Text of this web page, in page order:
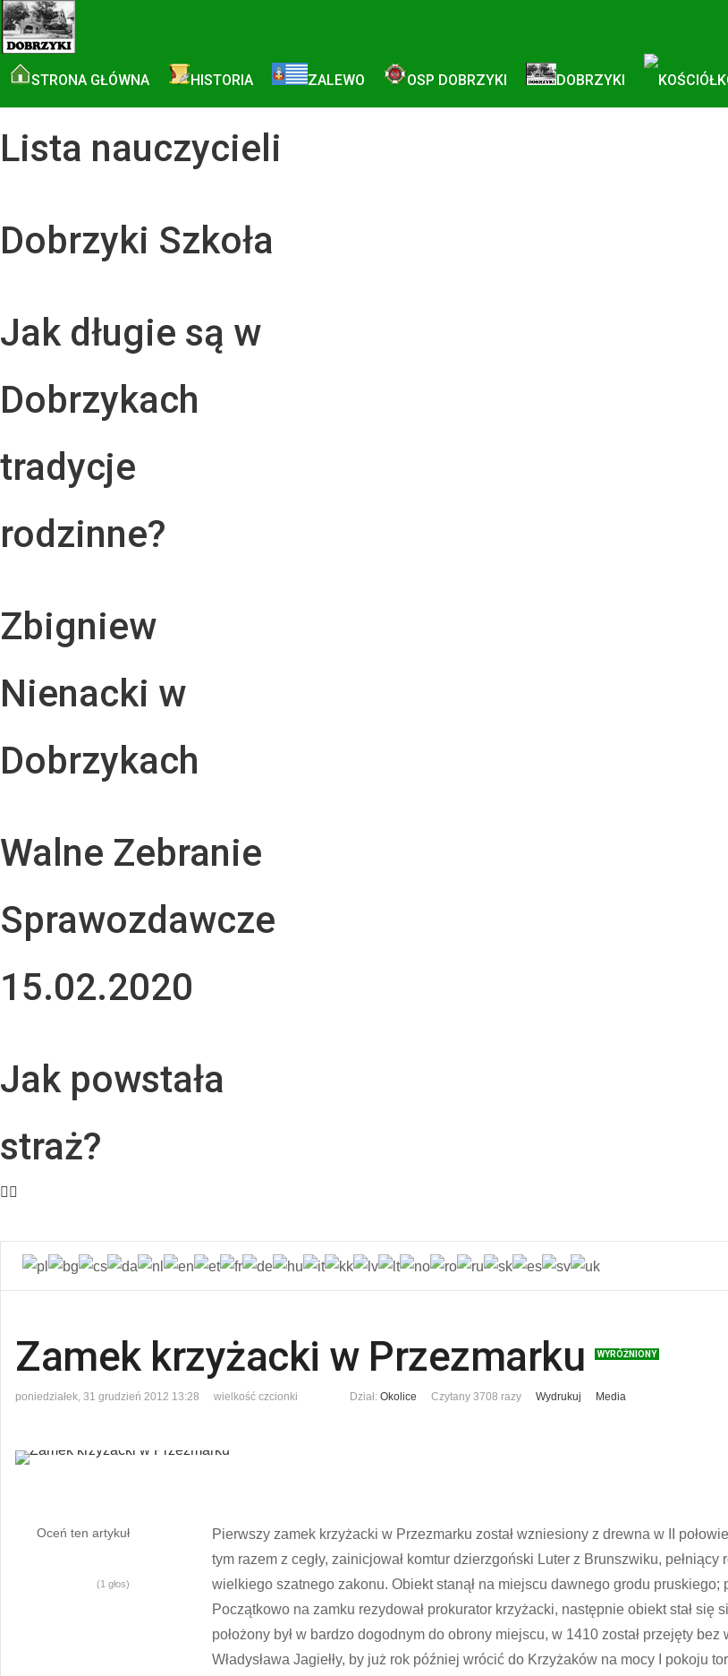
STRONA GŁÓWNA HISTORIA ZALEWO OSP DOBRZYKI DOBRZYKI
Lista nauczycieli
Dobrzyki Szkoła
Jak długie są w
Dobrzykach
tradycje
rodzinne?
Zbigniew
Nienacki w
Dobrzykach
Walne Zebranie
Sprawozdawcze
15.02.2020
Jak powstała
straż?
Zamek krzyżacki w Przezmarku WYRÓŻNIONY
poniedziałek, 31 grudzień 2012 13:28 wielkość czcionki Dział: Okolice Czytany 3708 razy Wydrukuj Media
Oceń ten artykuł
(1 głos)
Pierwszy zamek krzyżacki w Przezmarku został wzniesiony z drewna w II
tym razem z cegły, zainicjował komtur dzierzgoński Luter z Brunszwiku,
wielkiego szatnego zakonu. Obiekt stanął na miejscu dawnego grodu pruskiego;
Początkowo na zamku rezydował prokurator krzyżacki, następnie obiekt stał się
położony był w bardzo dogodnym do obrony miejscu, w 1410 został przejęty
Władysława Jagiełły, by już rok później wrócić do Krzyżaków na mocy I pokoju